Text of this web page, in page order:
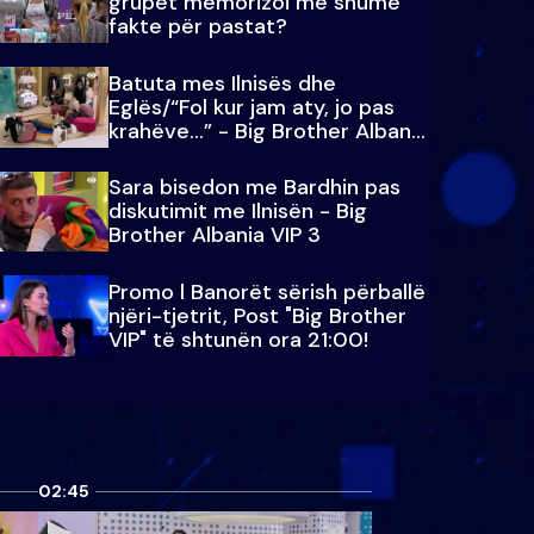
fakte për pastat?
Batuta mes Ilnisës dhe
Eglës/“Fol kur jam aty, jo pas
krahëve…” - Big Brother Albania
VIP 3
Sara bisedon me Bardhin pas
diskutimit me Ilnisën - Big
Brother Albania VIP 3
Promo l Banorët sërish përballë
njëri-tjetrit, Post "Big Brother
VIP" të shtunën ora 21:00!
02:45